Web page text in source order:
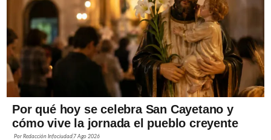
Por qué hoy se celebra San Cayetano y
cómo vive la jornada el pueblo creyente
PorRedacción Infociudad 7 Ago 2026